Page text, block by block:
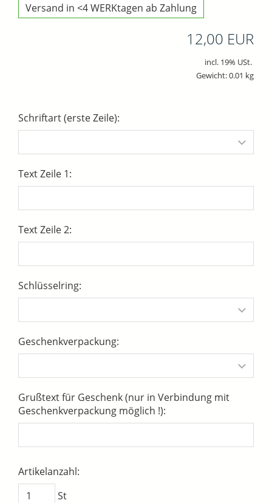
Versand in <4 WERKtagen ab Zahlung
12,00 EUR
incl. 19% USt.
Gewicht: 0.01 kg
Schriftart (erste Zeile):
Text Zeile 1:
Text Zeile 2:
Schlüsselring:
Geschenkverpackung:
Grußtext für Geschenk (nur in Verbindung mit
Geschenkverpackung möglich !):
Artikelanzahl:
St